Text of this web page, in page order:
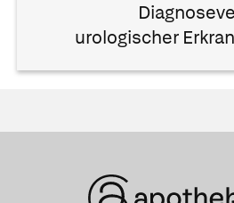
urologischer